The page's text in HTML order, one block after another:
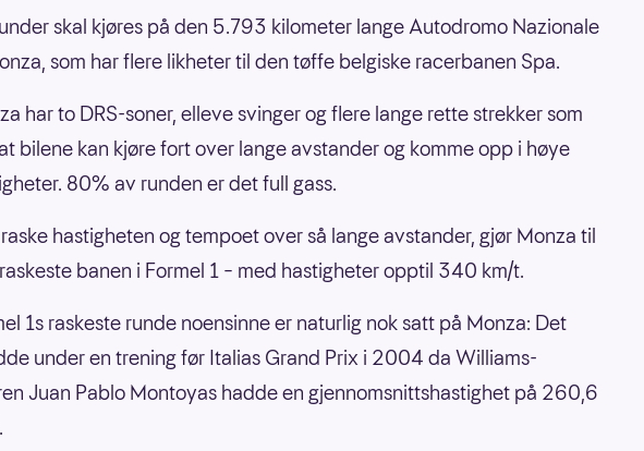
skal kjøres på den 5.793 kilometer lange Autodromo Nazionale
som har flere likheter til den tøffe belgiske racerbanen Spa.
har to DRS-soner, elleve svinger og flere lange rette strekker som
bilene kan kjøre fort over lange avstander og komme opp i høye
80% av runden er det full gass.
hastigheten og tempoet over så lange avstander, gjør Monza til
banen i Formel 1 – med hastigheter opptil 340 km/t.
1s raskeste runde noensinne er naturlig nok satt på Monza: Det
under en trening før Italias Grand Prix i 2004 da Williams-
Juan Pablo Montoyas hadde en gjennomsnittshastighet på 260,6